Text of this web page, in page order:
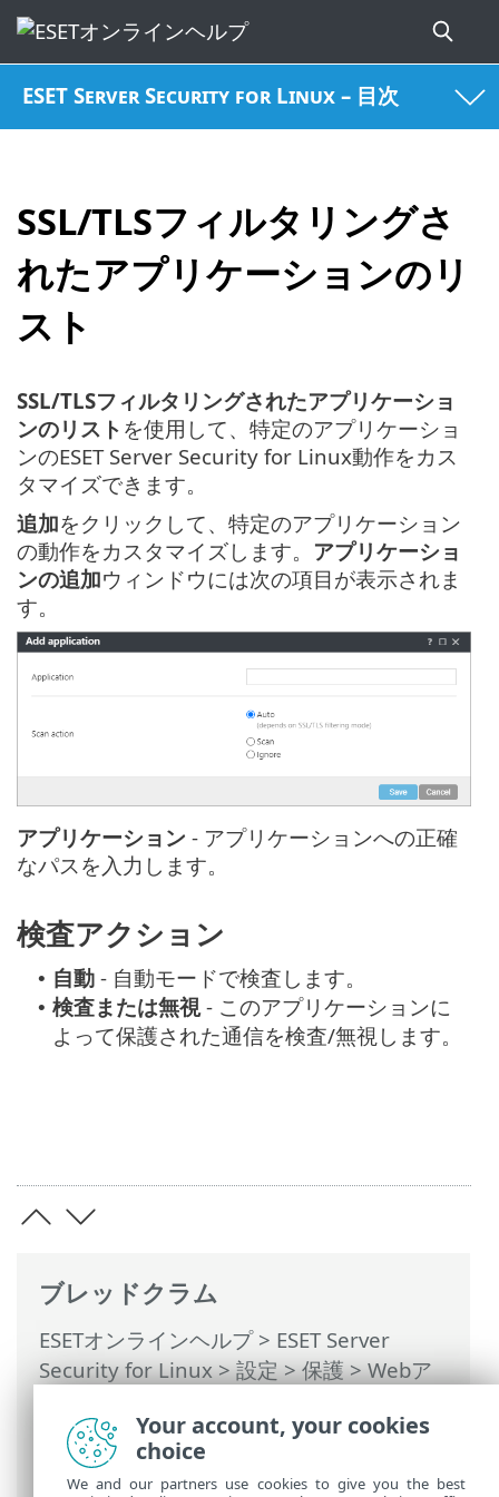
ESET Server Security for Linux – 目次
SSL/TLSフィルタリングさ
れたアプリケーションのリ
スト
ブレッドクラム
ESETオンラインヘルプ> ESET Server
Security for Linux>設定>保護>Webア
SSL/TLSフィルタリングされたアプリケー
ションのリスト
SSL/TLSフィルタリングされたアプリケーショ
ンのリスト を使用して、特定のアプリケーショ
ンのESET Server Security for Linux動作をカス
タマイズできます。
追加をクリックして、特定のアプリケーション
の動作をカスタマイズします。 アプリケーショ
ンの追加ウィンドウには次の項目が表示されま
す。
アプリケーション - アプリケーションへの正確
なパスを入力します。
検査アクション
• 自動 - 自動モードで検査します。
• 検査または無視- このアプリケーションに
よって保護された通信を検査/無視します。
Your account, your cookies
choice
We and our partners use cookies to give you the best